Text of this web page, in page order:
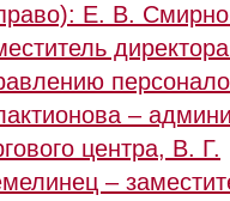
Е. В.
–
центра, В. Г.
–